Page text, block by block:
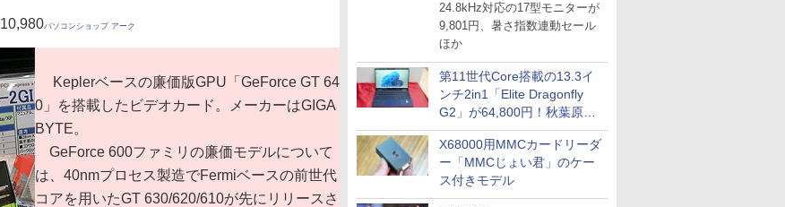
24.8kHz対応の17型モニターが
9,801円、暑さ指数連動セール
ほか
第11世代Core搭載の13.3イ
ンチ2in1「Elite Dragonfly
G2」が64,800円！秋葉原で
中古PCセール
X68000用MMCカードリーダ
ー「MMCじょい君」のケー
ス付きモデル
10,980パソコンショップ アーク
Keplerベースの廉価版GPU「GeForce GT 64
0」を搭載したビデオカード。メーカーはGIGA
BYTE。
GeForce 600ファミリの廉価モデルについて
は、40nmプロセス製造でFermiベースの前世代
コアを用いたGT 630/620/610が先にリリースさ